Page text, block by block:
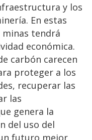
y los
En estas
minas tendrá
económica.
carbón carecen
proteger a los
recuperar las
las
genera la
del uso del
futuro mejor